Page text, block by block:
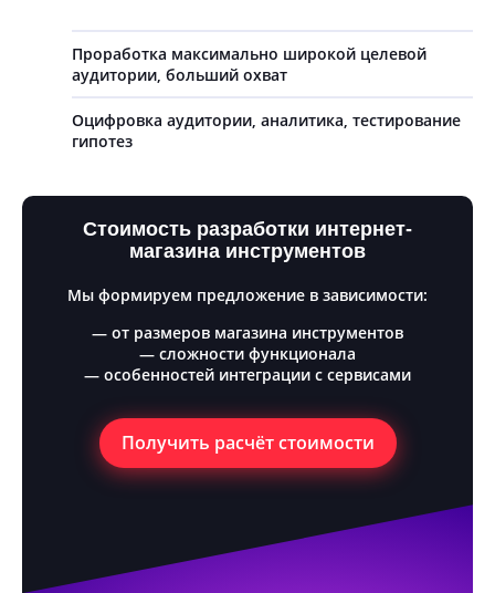
Проработка максимально широкой целевой
аудитории, больший охват
Оцифровка аудитории, аналитика, тестирование
гипотез
Стоимость разработки интернет-
магазина инструментов
Мы формируем предложение в зависимости:
— от размеров магазина инструментов
— сложности функционала
— особенностей интеграции с сервисами
Получить расчёт стоимости